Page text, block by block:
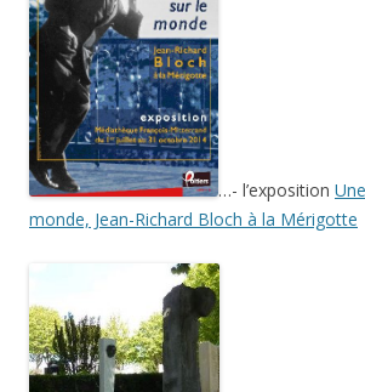
…- l’exposition
monde, Jean-Richard Bloch à la Mérigotte